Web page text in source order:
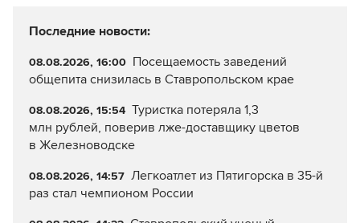
Последние новости:
08.08.2026, 16:00 Посещаемость заведений
общепита снизилась в Ставропольском крае
08.08.2026, 15:54 Туристка потеряла 1,3
млн рублей, поверив лже-доставщику цветов
в Железноводске
08.08.2026, 14:57 Легкоатлет из Пятигорска в 35-й
раз стал чемпионом России